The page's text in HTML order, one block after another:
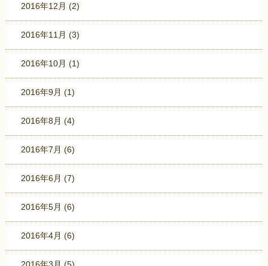
2016年12月 (2)
2016年11月 (3)
2016年10月 (1)
2016年9月 (1)
2016年8月 (4)
2016年7月 (6)
2016年6月 (7)
2016年5月 (6)
2016年4月 (6)